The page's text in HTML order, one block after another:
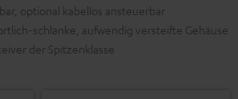
optional kabellos ansteuerbar
schlanke, aufwendig versteifte Gehäuse
der Spitzenklasse